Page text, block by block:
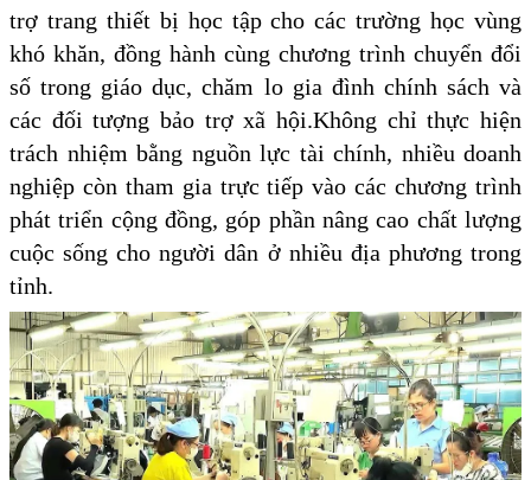
trợ trang thiết bị học tập cho các trường học vùng
khó khăn, đồng hành cùng chương trình chuyển đổi
số trong giáo dục, chăm lo gia đình chính sách và
các đối tượng bảo trợ xã hội.Không chỉ thực hiện
trách nhiệm bằng nguồn lực tài chính, nhiều doanh
nghiệp còn tham gia trực tiếp vào các chương trình
phát triển cộng đồng, góp phần nâng cao chất lượng
cuộc sống cho người dân ở nhiều địa phương trong
tỉnh.